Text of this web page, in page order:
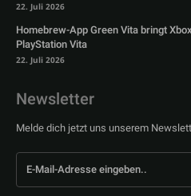
22. Juli 2026
Homebrew-App Green Vita bringt
PlayStation Vita
22. Juli 2026
Newsletter
Melde dich jetzt uns unserem